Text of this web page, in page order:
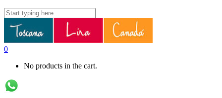
0
No products in the cart.